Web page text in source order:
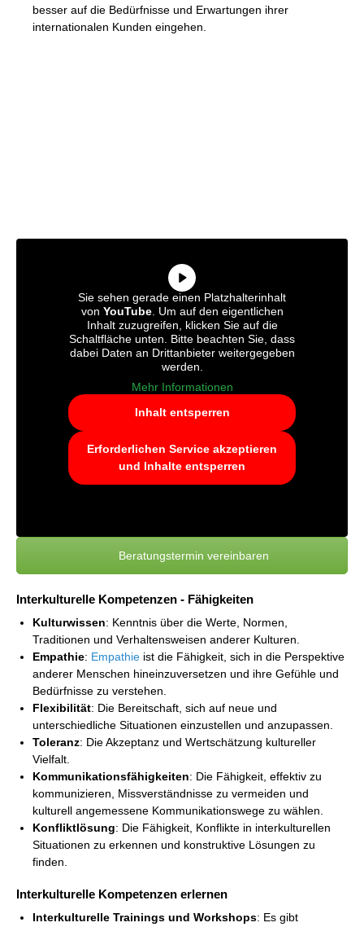
besser auf die Bedürfnisse und Erwartungen ihrer
internationalen Kunden eingehen.
Sie sehen gerade einen Platzhalterinhalt
von YouTube. Um auf den eigentlichen
Inhalt zuzugreifen, klicken Sie auf die
Schaltfläche unten. Bitte beachten Sie, dass
dabei Daten an Drittanbieter weitergegeben
werden.
Mehr Informationen
Inhalt entsperren
Erforderlichen Service akzeptieren
und Inhalte entsperren
Beratungstermin vereinbaren
Interkulturelle Kompetenzen - Fähigkeiten
Kulturwissen: Kenntnis über die Werte, Normen,
Traditionen und Verhaltensweisen anderer Kulturen.
Empathie: Empathie ist die Fähigkeit, sich in die Perspektive
anderer Menschen hineinzuversetzen und ihre Gefühle und
Bedürfnisse zu verstehen.
Flexibilität: Die Bereitschaft, sich auf neue und
unterschiedliche Situationen einzustellen und anzupassen.
Toleranz: Die Akzeptanz und Wertschätzung kultureller
Vielfalt.
Kommunikationsfähigkeiten: Die Fähigkeit, effektiv zu
kommunizieren, Missverständnisse zu vermeiden und
kulturell angemessene Kommunikationswege zu wählen.
Konfliktlösung: Die Fähigkeit, Konflikte in interkulturellen
Situationen zu erkennen und konstruktive Lösungen zu
finden.
Interkulturelle Kompetenzen erlernen
Interkulturelle Trainings und Workshops: Es gibt